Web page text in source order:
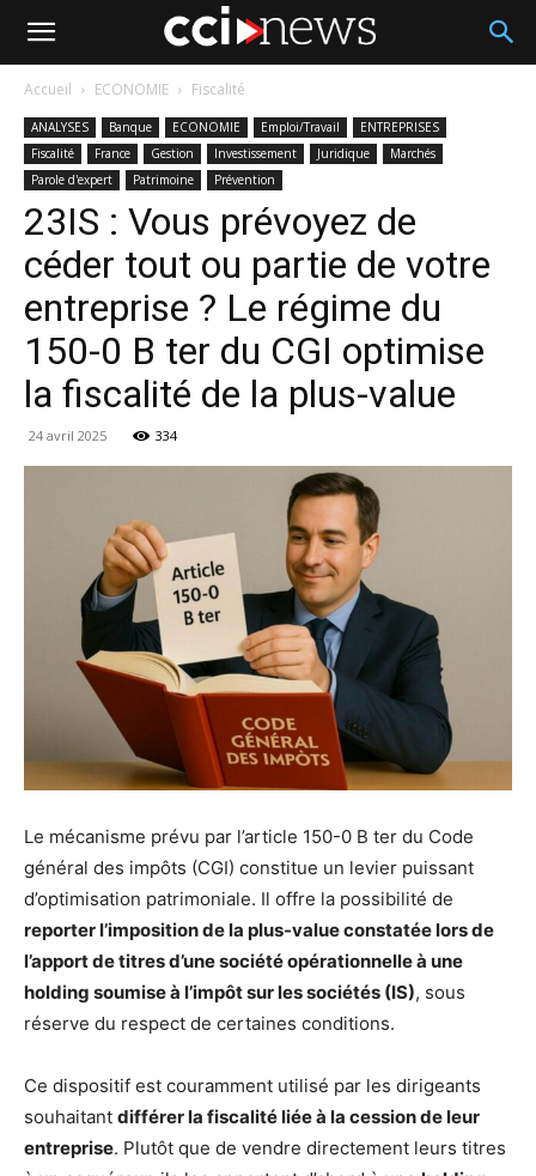
Accueil ECONOMIE Fiscalité
ANALYSES Banque ECONOMIE Emploi/Travail
ENTREPRISES
Fiscalité
France Gestion Investissement Juridique
Marchés
Parole d'expert
Patrimoine Prévention
23IS : Vous prévoyez de
céder tout ou partie de votre
entreprise ? Le régime du
150-0 B ter du CGI optimise
la fiscalité de la plus-value
24 avril 2025 334
Le mécanisme prévu par l’article 150-0 B ter du Code
général des impôts (CGI) constitue un levier puissant
d’optimisation patrimoniale. Il offre la possibilité de
reporter l’imposition de la plus-value constatée lors de
l’apport de titres d’une société opérationnelle à une
holding soumise à l’impôt sur les sociétés (IS), sous
réserve du respect de certaines conditions.
Ce dispositif est couramment utilisé par les dirigeants
souhaitant différer la fiscalité liée à la cession de leur
entreprise. Plutôt que de vendre directement leurs titres